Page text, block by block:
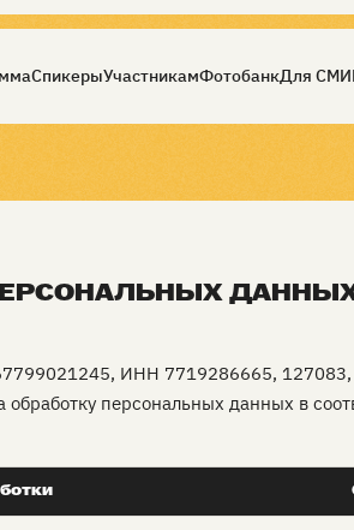
СпикерыУчастникамФотобанкДля СМИ
ИНН 7719286665, 127083,
обработку персональных данных в